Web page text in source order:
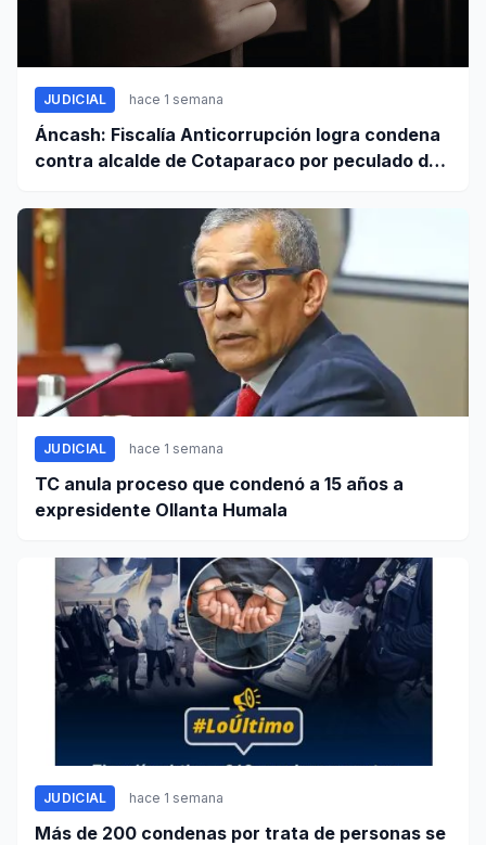
JUDICIAL hace 1 semana
Áncash: Fiscalía Anticorrupción logra condena
contra alcalde de Cotaparaco por peculado de
JUDICIAL hace 1 semana
TC anula proceso que condenó a 15 años a
expresidente Ollanta Humala
JUDICIAL hace 1 semana
Más de 200 condenas por trata de personas se